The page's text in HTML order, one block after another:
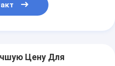
Цену Для